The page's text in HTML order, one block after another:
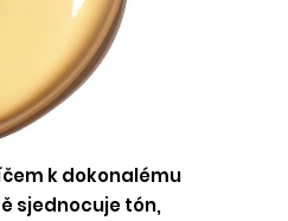
k dokonalému
sjednocuje tón,